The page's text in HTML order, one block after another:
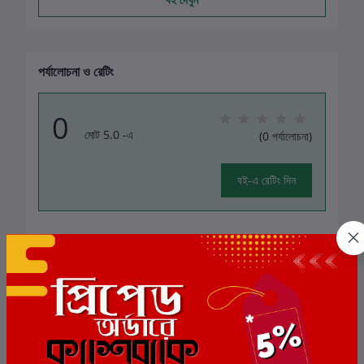
পর্যালোচনা ও রেটিং
0 মোট 5.0 -এ (0 পর্যালোচনা)
বই-এ রেটিং দিন
এই বইয়ের জন্য এখনও কোন পর্যালোচনা নেই